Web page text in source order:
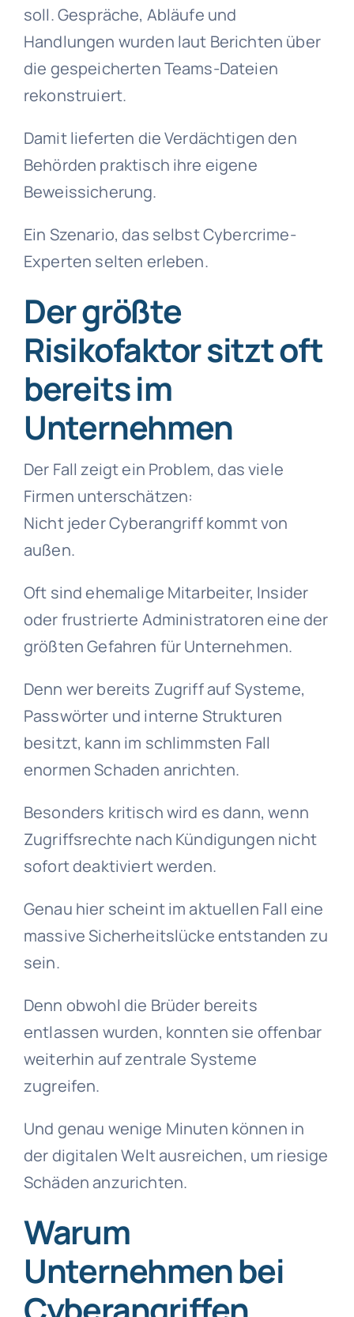
soll. Gespräche, Abläufe und
Handlungen wurden laut Berichten über
die gespeicherten Teams-Dateien
rekonstruiert.
Damit lieferten die Verdächtigen den
Behörden praktisch ihre eigene
Beweissicherung.
Ein Szenario, das selbst Cybercrime-
Experten selten erleben.
Der größte
Risikofaktor sitzt oft
bereits im
Unternehmen
Der Fall zeigt ein Problem, das viele
Firmen unterschätzen:
Nicht jeder Cyberangriff kommt von
außen.
Oft sind ehemalige Mitarbeiter, Insider
oder frustrierte Administratoren eine der
größten Gefahren für Unternehmen.
Denn wer bereits Zugriff auf Systeme,
Passwörter und interne Strukturen
besitzt, kann im schlimmsten Fall
enormen Schaden anrichten.
Besonders kritisch wird es dann, wenn
Zugriffsrechte nach Kündigungen nicht
sofort deaktiviert werden.
Genau hier scheint im aktuellen Fall eine
massive Sicherheitslücke entstanden zu
sein.
Denn obwohl die Brüder bereits
entlassen wurden, konnten sie offenbar
weiterhin auf zentrale Systeme
zugreifen.
Und genau wenige Minuten können in
der digitalen Welt ausreichen, um riesige
Schäden anzurichten.
Warum
Unternehmen bei